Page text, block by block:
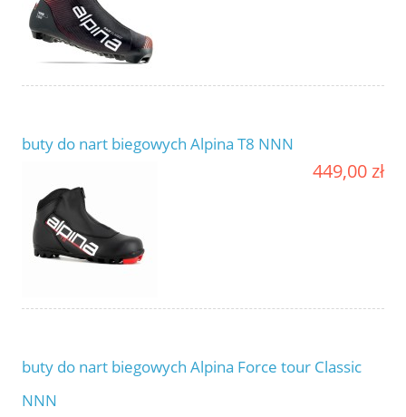
buty do nart biegowych Alpina T8 NNN
449,00 zł
buty do nart biegowych Alpina Force tour Classic
NNN